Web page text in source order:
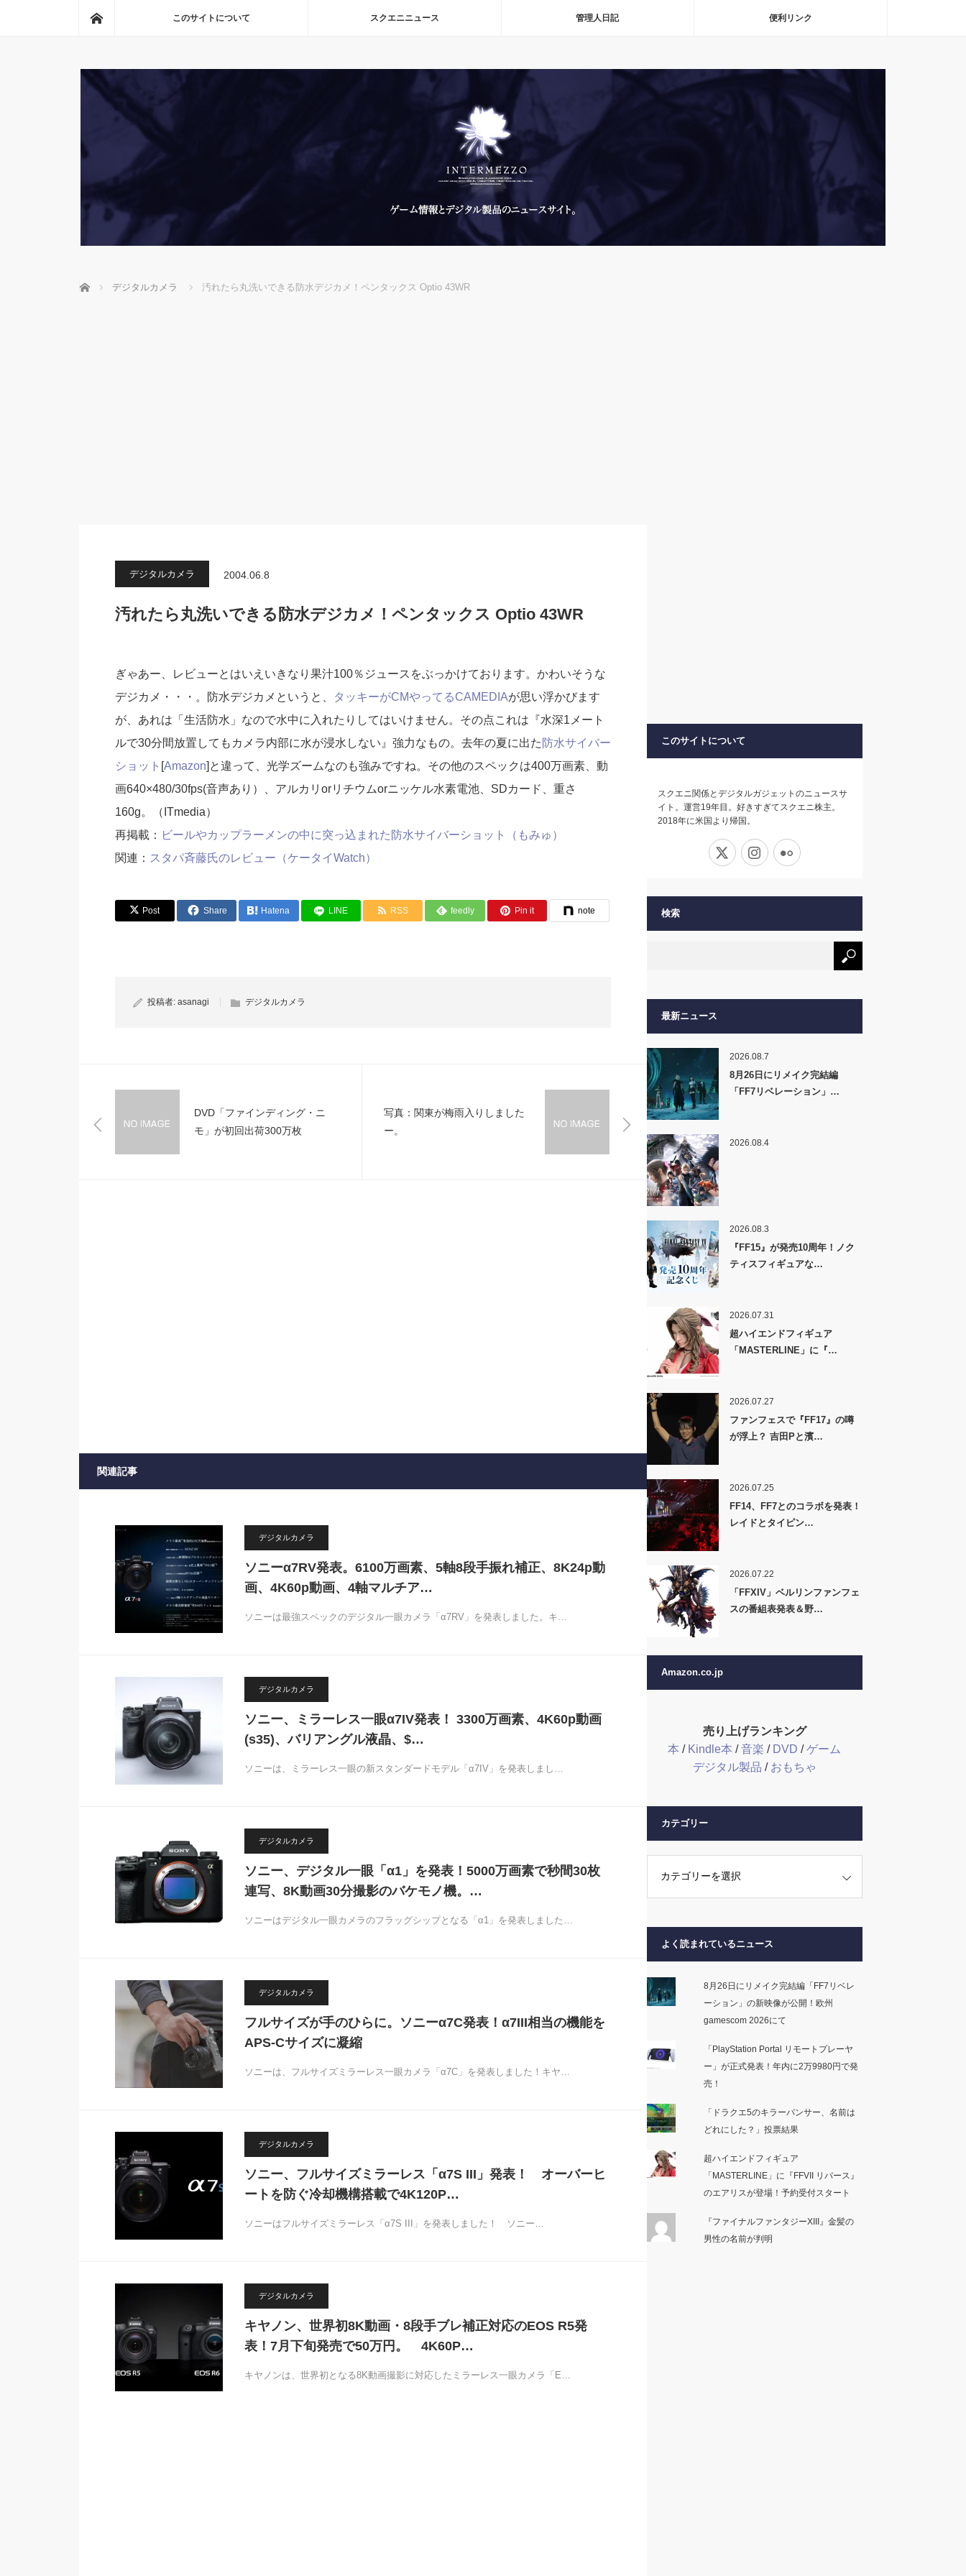
このサイトについて スクエニニュース 管理人日記 便利リンク
ホーム デジタルカメラ 汚れたら丸洗いできる防水デジカメ！ペンタックス Optio 43WR
デジタルカメラ 2004.06.8
汚れたら丸洗いできる防水デジカメ！ペンタックス Optio 43WR
ぎゃあー、レビューとはいえいきなり果汁100％ジュースをぶっかけております。かわいそうな
デジカメ・・・。防水デジカメというと、
タッキーがCMやってるCAMEDIAが思い浮かびます
が、あれは「生活防水」なので水中に入れたりしてはいけません。その点これは『水深1メート
ルで30分間放置してもカメラ内部に水が浸水しない』強力なもの。去年の夏に出た 防水サイバー
ショット [Amazon]と違って、光学ズームなのも強みですね。その他のスペックは400万画素、動
画640×480/30fps(音声あり）、アルカリorリチウムorニッケル水素電池、SDカード、重さ
160g。（ITmedia）
再掲載： ビールやカップラーメンの中に突っ込まれた防水サイバーショット（もみゅ）
関連： スタパ斉藤氏のレビュー（ケータイWatch）
Post Share Hatena LINE RSS feedly Pin it note
投稿者: asanagi デジタルカメラ
DVD「ファインディング・ニ
モ」が初回出荷300万枚
写真：関東が梅雨入りしました
ー。
関連記事
デジタルカメラ
ソニーα7RV発表。6100万画素、5軸8段手振れ補正、8K24p動
画、4K60p動画、4軸マルチア…
ソニーは最強スペックのデジタル一眼カメラ「α7RV」を発表しました。キ…
デジタルカメラ
ソニー、ミラーレス一眼α7IV発表！ 3300万画素、4K60p動画
(s35)、バリアングル液晶、$…
ソニーは、ミラーレス一眼の新スタンダードモデル「α7IV」を発表しまし…
デジタルカメラ
ソニー、デジタル一眼「α1」を発表！5000万画素で秒間30枚
連写、8K動画30分撮影のバケモノ機。…
ソニーはデジタル一眼カメラのフラッグシップとなる「α1」を発表しました…
デジタルカメラ
フルサイズが手のひらに。ソニーα7C発表！α7III相当の機能を
APS-Cサイズに凝縮
ソニーは、フルサイズミラーレス一眼カメラ「α7C」を発表しました！キヤ…
デジタルカメラ
ソニー、フルサイズミラーレス「α7S III」発表！ オーバーヒ
ートを防ぐ冷却機構搭載で4K120P…
ソニーはフルサイズミラーレス「α7S III」を発表しました！ ソニー…
デジタルカメラ
キヤノン、世界初8K動画・8段手ブレ補正対応のEOS R5発
表！7月下旬発売で50万円。 4K60P…
キヤノンは、世界初となる8K動画撮影に対応したミラーレス一眼カメラ「E…
このサイトについて
スクエニ関係とデジタルガジェットのニュースサ
イト。運営19年目。好きすぎてスクエニ株主。
2018年に米国より帰国。
Instagram
検索
最新ニュース
2026.08.7
8月26日にリメイク完結編
「FF7リベレーション」…
2026.08.4
2026.08.3
『FF15』が発売10周年！ノク
ティスフィギュアな…
2026.07.31
超ハイエンドフィギュア
「MASTERLINE」に『…
2026.07.27
ファンフェスで『FF17』の噂
が浮上？ 吉田Pと濱…
2026.07.25
FF14、FF7とのコラボを発表！
レイドとタイピン…
2026.07.22
「FFXIV」ベルリンファンフェ
スの番組表発表＆野…
Amazon.co.jp
売り上げランキング
本 / Kindle本 /音楽 / DVD /ゲーム
デジタル製品 / おもちゃ
カテゴリー
よく読まれているニュース
8月26日にリメイク完結編「FF7リベレ
ーション」の新映像が公開！欧州
gamescom 2026にて
「PlayStation Portal リモートプレーヤ
ー」が正式発表！年内に2万9980円で発
売！
「ドラクエ5のキラーパンサー、名前は
どれにした？」投票結果
超ハイエンドフィギュア
「MASTERLINE」に『FFVII リバース』
のエアリスが登場！予約受付スタート
『ファイナルファンタジーXIII』金髪の
男性の名前が判明